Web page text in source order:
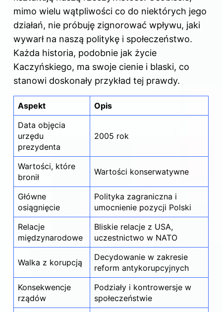
mimo wielu wątpliwości co do niektórych jego
działań, nie próbuję zignorować wpływu, jaki
wywarł na naszą politykę i społeczeństwo.
Każda historia, podobnie jak życie
Kaczyńskiego, ma swoje cienie i blaski, co
stanowi doskonały przykład tej prawdy.
Aspekt
Opis
Data objęcia
urzędu
prezydenta
2005 rok
Wartości, które
bronił
Wartości konserwatywne
Główne
osiągnięcie
Polityka zagraniczna i
umocnienie pozycji Polski
Relacje
międzynarodowe
Bliskie relacje z USA,
uczestnictwo w NATO
Walka z korupcją
Decydowanie w zakresie
reform antykorupcyjnych
Konsekwencje
rządów
Podziały i kontrowersje w
społeczeństwie